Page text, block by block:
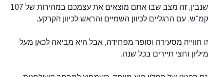
שנבין, זה מצב שבו אתם מוצאים את עצמכם במהירות של 107
קמ"ש, עם הרגליים לכיוון השמיים והראש לכיוון הקרקע.
זו חווייה מסעירה וסופר מפחידה, אבל היא מביאה לכאן מעל
מיליון וחצי תיירים בכל שנה.